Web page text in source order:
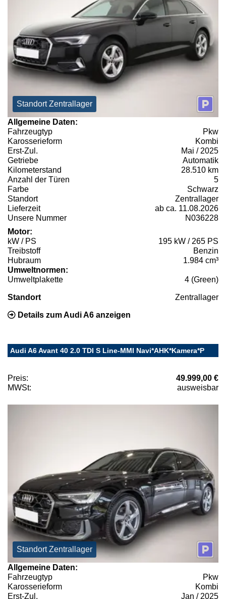
Standort Zentrallager
Allgemeine Daten:
Fahrzeugtyp
Pkw
Karosserieform
Kombi
Erst-Zul.
Mai / 2025
Getriebe
Automatik
Kilometerstand
28.510 km
Anzahl der Türen
5
Farbe
Schwarz
Standort
Zentrallager
Lieferzeit
ab ca. 11.08.2026
Unsere Nummer
N036228
Motor:
kW / PS
195 kW / 265 PS
Treibstoff
Benzin
Hubraum
1.984 cm³
Umweltnormen:
Umweltplakette
4 (Green)
Standort Zentrallager
Details zum Audi A6 anzeigen
Audi A6 Avant 40 2.0 TDI S Line-MMI Navi*AHK*Kamera*P
Preis:
49.999,00 €
MWSt:
ausweisbar
Standort Zentrallager
Allgemeine Daten:
Fahrzeugtyp
Pkw
Karosserieform
Kombi
Erst-Zul.
Jan / 2025